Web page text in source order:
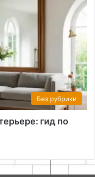
Без рубрики
гид по